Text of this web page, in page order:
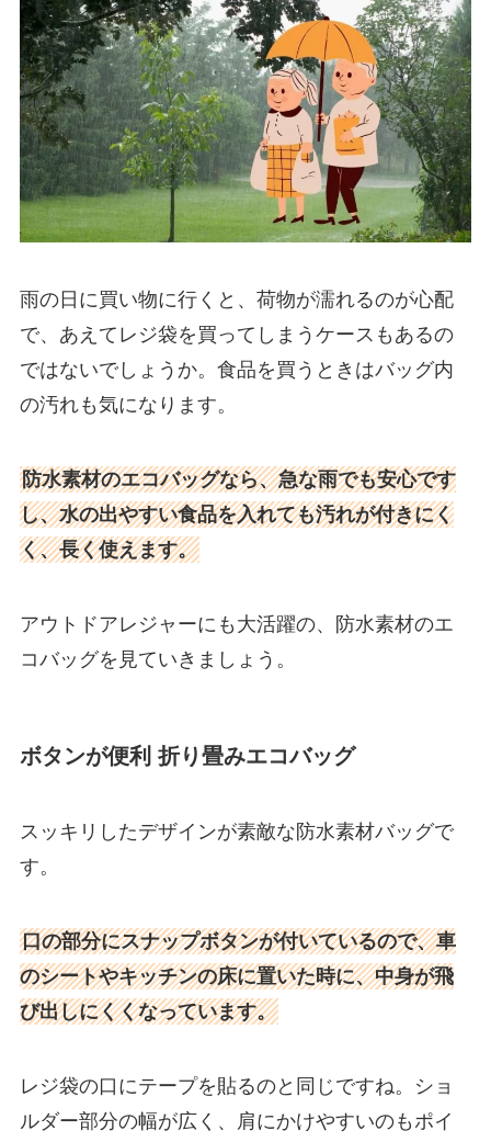
雨の日に買い物に行くと、荷物が濡れるのが心配
で、あえてレジ袋を買ってしまうケースもあるの
ではないでしょうか。食品を買うときはバッグ内
の汚れも気になります。
防水素材のエコバッグなら、急な雨でも安心です
し、水の出やすい食品を入れても汚れが付きにく
く、長く使えます。
アウトドアレジャーにも大活躍の、防水素材のエ
コバッグを見ていきましょう。
ボタンが便利 折り畳みエコバッグ
スッキリしたデザインが素敵な防水素材バッグで
す。
口の部分にスナップボタンが付いているので、車
のシートやキッチンの床に置いた時に、中身が飛
び出しにくくなっています。
レジ袋の口にテープを貼るのと同じですね。ショ
ルダー部分の幅が広く、肩にかけやすいのもポイ